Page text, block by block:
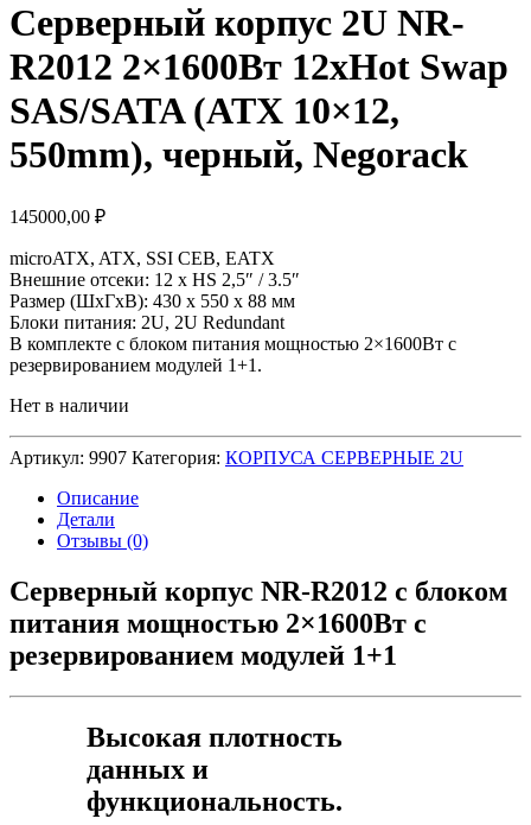
Серверный корпус 2U NR-
R2012 2×1600Вт 12xHot Swap
SAS/SATA (ATX 10×12,
550mm), черный, Negorack
145000,00 ₽
microATX, ATX, SSI CEB, EATX
Внешние отсеки: 12 x HS 2,5″ / 3.5″
Размер (ШхГхВ): 430 x 550 x 88 мм
Блоки питания: 2U, 2U Redundant
В комплекте с блоком питания мощностью 2×1600Вт с
резервированием модулей 1+1.
Нет в наличии
Артикул: 9907 Категория: КОРПУСА СЕРВЕРНЫЕ 2U
Описание
Детали
Отзывы (0)
Серверный корпус NR-R2012 c блоком
питания мощностью 2×1600Вт с
резервированием модулей 1+1
Высокая плотность
данных и
функциональность.